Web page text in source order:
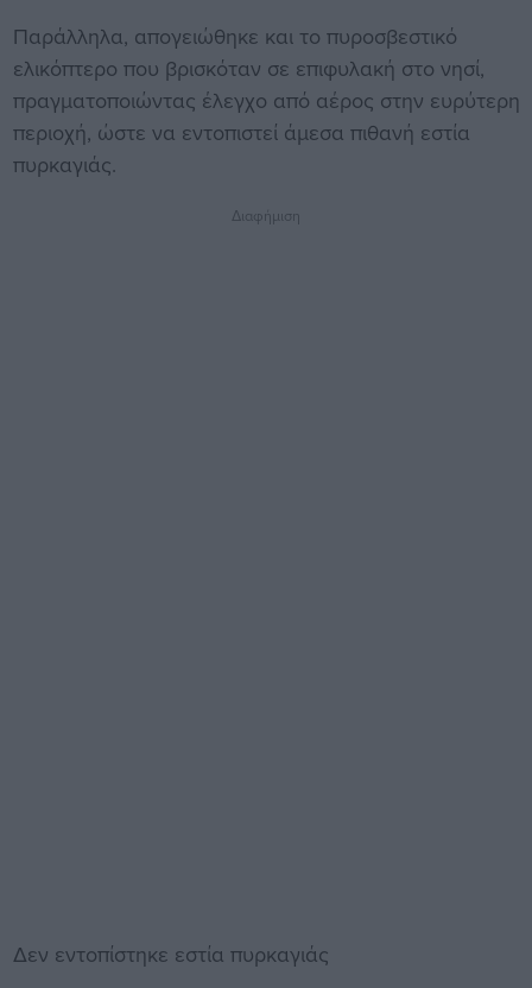
Παράλληλα, απογειώθηκε και το πυροσβεστικό
ελικόπτερο που βρισκόταν σε επιφυλακή στο νησί,
πραγματοποιώντας έλεγχο από αέρος στην ευρύτερη
περιοχή, ώστε να εντοπιστεί άμεσα πιθανή εστία
πυρκαγιάς.
Διαφήμιση
Δεν εντοπίστηκε εστία πυρκαγιάς